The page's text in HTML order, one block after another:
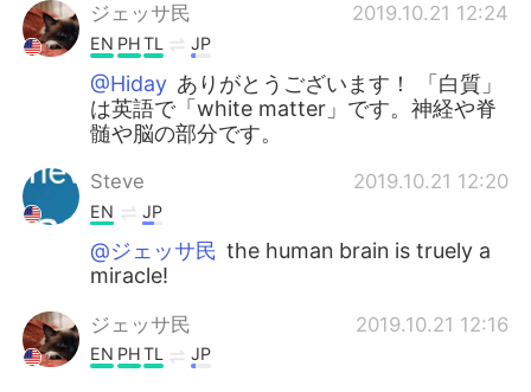
ジェッサ民 2019.10.21 12:24
EN PHTL JP
@Hiday ありがとうございます！ 「白質」
は英語で「white matter」です。神経や脊
髄や脳の部分です。
Steve 2019.10.21 12:20
EN JP
@ジェッサ民 the human brain is truely a
miracle!
ジェッサ民 2019.10.21 12:16
EN PHTL JP